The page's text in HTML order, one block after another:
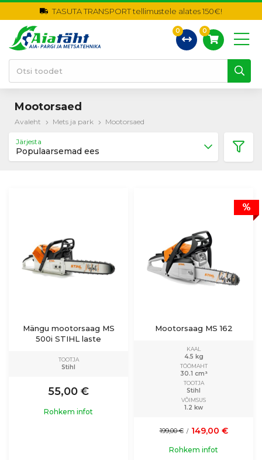
TASUTA TRANSPORT tellimustele alates 150€!
0 0
Mootorsaed
Avaleht Mets ja park Mootorsaed
Järjesta
Populaarsemad ees
Mängu mootorsaag MS
500i STIHL laste
TOOTJA
Stihl
55,00 €
Rohkem infot
%
Mootorsaag MS 162
KAAL
4.5 kg
TÖÖMAHT
30.1 cm³
TOOTJA
Stihl
VÕIMSUS
1.2 kw
199,00 € / 149,00 €
Rohkem infot